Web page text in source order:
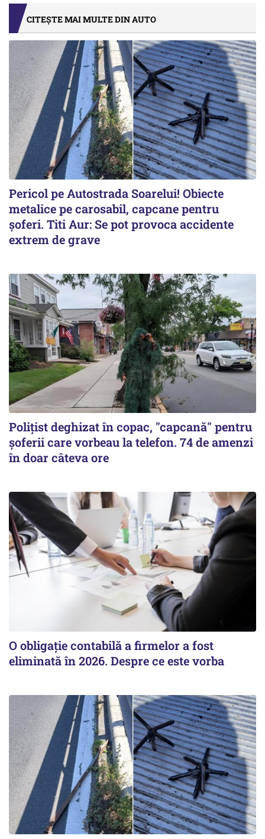
CITEȘTE MAI MULTE DIN AUTO
Pericol pe Autostrada Soarelui! Obiecte
metalice pe carosabil, capcane pentru
șoferi. Titi Aur: Se pot provoca accidente
extrem de grave
Polițist deghizat în copac, "capcană" pentru
șoferii care vorbeau la telefon. 74 de amenzi
în doar câteva ore
O obligație contabilă a firmelor a fost
eliminată în 2026. Despre ce este vorba